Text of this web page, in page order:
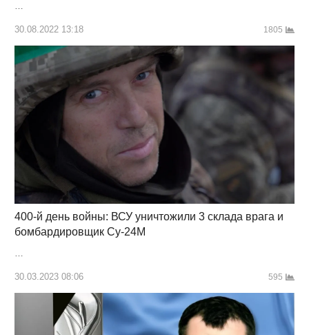
…
30.08.2022 13:18 1805
400-й день войны: ВСУ уничтожили 3 склада врага и
бомбардировщик Су-24М
30.03.2023 08:06 595